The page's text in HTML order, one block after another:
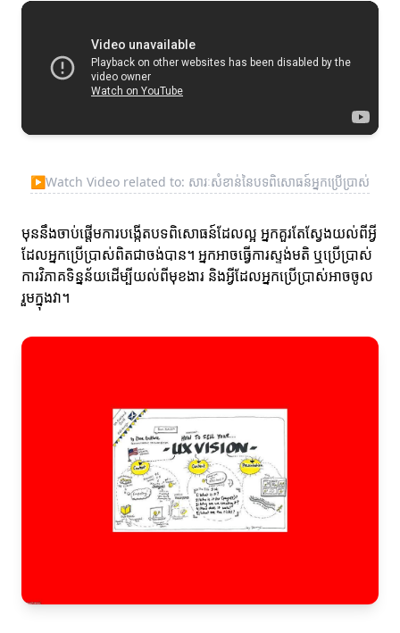
▶Watch Video related to: សារៈសំខាន់នៃបទពិសោធន៍អ្នកប្រើប្រាស់
មុននឹងចាប់ផ្តើមការបង្កើតបទពិសោធន៍ដែលល្អ អ្នកគួរតែស្វែងយល់ពីអ្វី
ដែលអ្នកប្រើប្រាស់ពិតជាចង់បាន។ អ្នកអាចធ្វើការស្ទង់មតិ ឬប្រើប្រាស់
ការវិភាគទិន្នន័យដើម្បីយល់ពីមុខងារ និងអ្វីដែលអ្នកប្រើប្រាស់អាចចូល
រួមក្នុងវា។